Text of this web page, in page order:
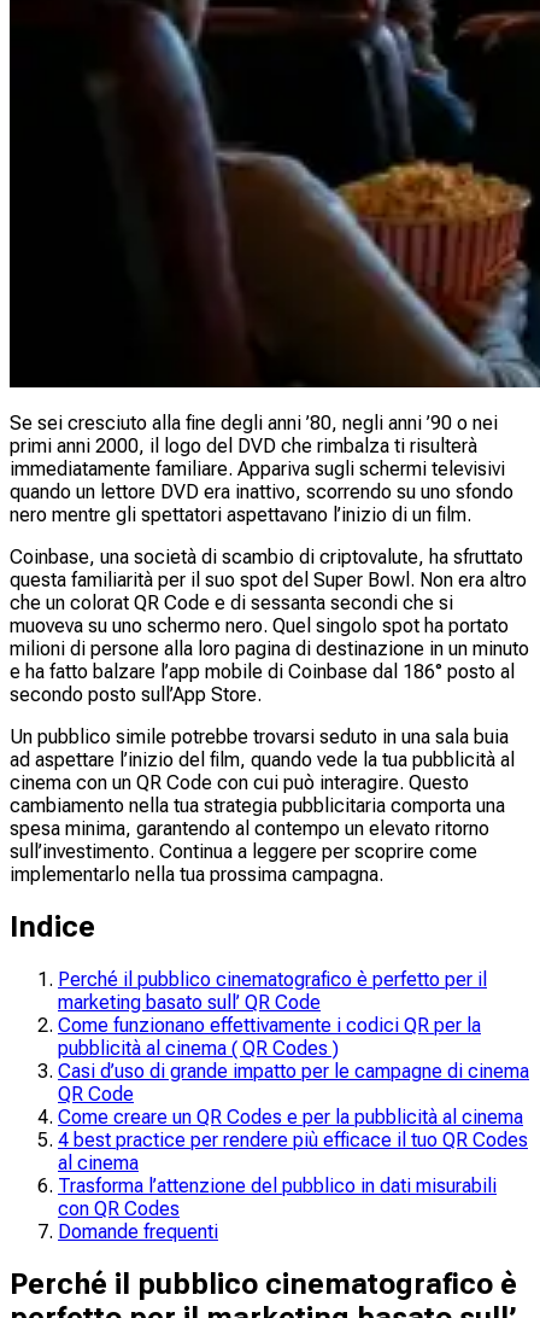
Se sei cresciuto alla fine degli anni ’80, negli anni ’90 o nei
primi anni 2000, il logo del DVD che rimbalza ti risulterà
immediatamente familiare. Appariva sugli schermi televisivi
quando un lettore DVD era inattivo, scorrendo su uno sfondo
nero mentre gli spettatori aspettavano l’inizio di un film.
Coinbase, una società di scambio di criptovalute, ha sfruttato
questa familiarità per il suo spot del Super Bowl. Non era altro
che un colorat QR Code e di sessanta secondi che si
muoveva su uno schermo nero. Quel singolo spot ha portato
milioni di persone alla loro pagina di destinazione in un minuto
e ha fatto balzare l’app mobile di Coinbase dal 186° posto al
secondo posto sull’App Store.
Un pubblico simile potrebbe trovarsi seduto in una sala buia
ad aspettare l’inizio del film, quando vede la tua pubblicità al
cinema con un QR Code con cui può interagire. Questo
cambiamento nella tua strategia pubblicitaria comporta una
spesa minima, garantendo al contempo un elevato ritorno
sull’investimento. Continua a leggere per scoprire come
implementarlo nella tua prossima campagna.
Indice
Perché il pubblico cinematografico è perfetto per il
marketing basato sull’ QR Code
Come funzionano effettivamente i codici QR per la
pubblicità al cinema ( QR Codes )
Casi d’uso di grande impatto per le campagne di cinema
QR Code
Come creare un QR Codes e per la pubblicità al cinema
4 best practice per rendere più efficace il tuo QR Codes
al cinema
Trasforma l’attenzione del pubblico in dati misurabili
con QR Codes
Domande frequenti
Perché il pubblico cinematografico è